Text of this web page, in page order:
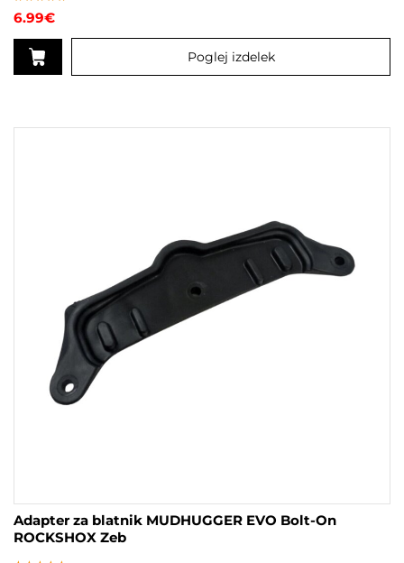
Ocenjeno
5.00
6.99€
Poglej izdelek
Adapter za blatnik MUDHUGGER EVO Bolt-On
ROCKSHOX Zeb